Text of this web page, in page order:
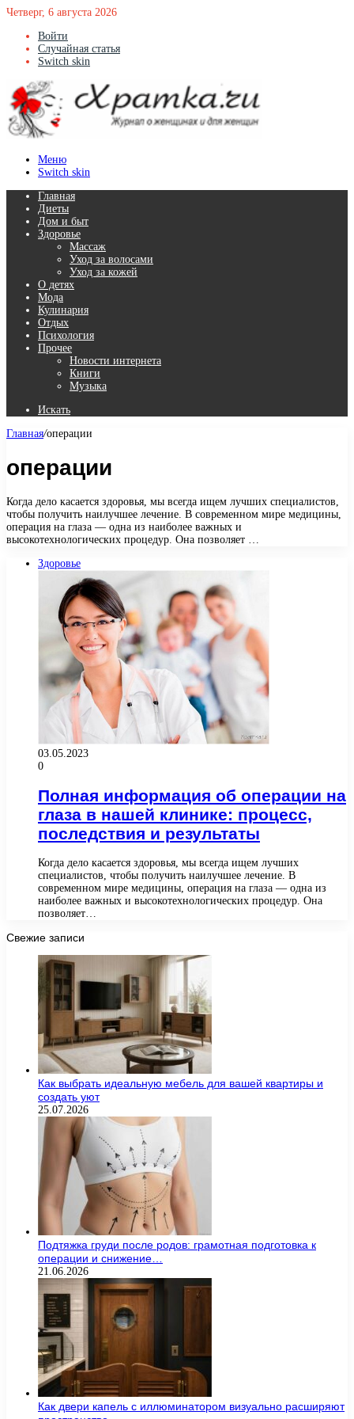
Четверг, 6 августа 2026
Войти
Случайная статья
Switch skin
Меню
Switch skin
Главная
Диеты
Дом и быт
Здоровье
Массаж
Уход за волосами
Уход за кожей
О детях
Мода
Кулинария
Отдых
Психология
Прочее
Новости интернета
Книги
Музыка
Искать
Главная/операции
операции
Когда дело касается здоровья, мы всегда ищем лучших специалистов,
чтобы получить наилучшее лечение. В современном мире медицины,
операция на глаза — одна из наиболее важных и
высокотехнологических процедур. Она позволяет …
Здоровье
03.05.2023
0
Полная информация об операции на
глаза в нашей клинике: процесс,
последствия и результаты
Когда дело касается здоровья, мы всегда ищем лучших
специалистов, чтобы получить наилучшее лечение. В
современном мире медицины, операция на глаза — одна из
наиболее важных и высокотехнологических процедур. Она
позволяет…
Свежие записи
Как выбрать идеальную мебель для вашей квартиры и
создать уют
25.07.2026
Подтяжка груди после родов: грамотная подготовка к
операции и снижение…
21.06.2026
Как двери капель с иллюминатором визуально расширяют